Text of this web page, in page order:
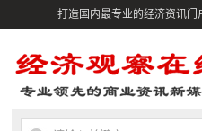
打造国内最专业的经济资讯门